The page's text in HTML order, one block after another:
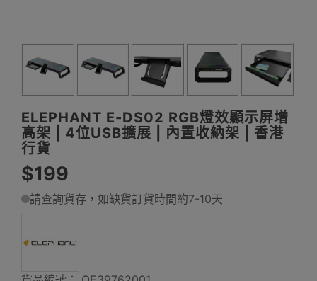
ELEPHANT E-DS02 RGB燈效顯示屏增
高架 | 4位USB擴展 | 內置收納架 | 香港
行貨
$199
請查詢貨存，如缺貨訂貨時間約7-10天